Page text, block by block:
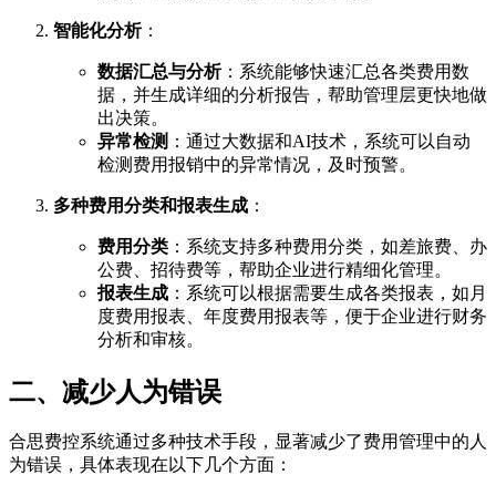
智能化分析：
数据汇总与分析：系统能够快速汇总各类费用数
据，并生成详细的分析报告，帮助管理层更快地做
出决策。
异常检测 ：通过大数据和AI技术，系统可以自动
检测费用报销中的异常情况，及时预警。
多种费用分类和报表生成 ：
费用分类 ：系统支持多种费用分类，如差旅费、办
公费、招待费等，帮助企业进行精细化管理。
报表生成 ：系统可以根据需要生成各类报表，如月
度费用报表、年度费用报表等，便于企业进行财务
分析和审核。
二、减少人为错误
合思费控系统通过多种技术手段，显著减少了费用管理中的人
为错误，具体表现在以下几个方面：